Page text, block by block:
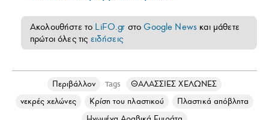
Ακολουθήστε το LiFO.gr στοGoogle News και μάθετε
πρώτοι όλες τις ειδήσεις
Περιβάλλον Tags
ΘΑΛΑΣΣΙΕΣ ΧΕΛΩΝΕΣ
νεκρές χελώνες
Κρίση του πλαστικού
Πλαστικά απόβλητα